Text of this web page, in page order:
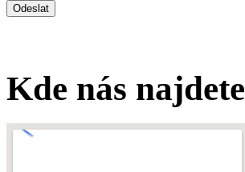
Kde nás najdete